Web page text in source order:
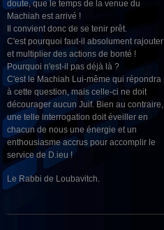
doute, que le temps de la venue du
Machiah est arrivé !
Il convient donc de se tenir prêt.
C'est pourquoi faut-il absolument rajouter
et multiplier des actions de bonté !
Pourquoi n'est-il pas déjà là ?
C'est le Machiah Lui-même qui répondra
à cette question, mais celle-ci ne doit
décourager aucun Juif. Bien au contraire,
une telle interrogation doit éveiller en
chacun de nous une énergie et un
enthousiasme accrus pour accomplir le
service de D.ieu !
Le Rabbi de Loubavitch.